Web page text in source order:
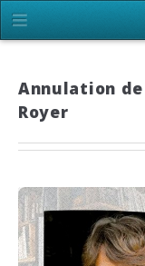
Annulation
Royer